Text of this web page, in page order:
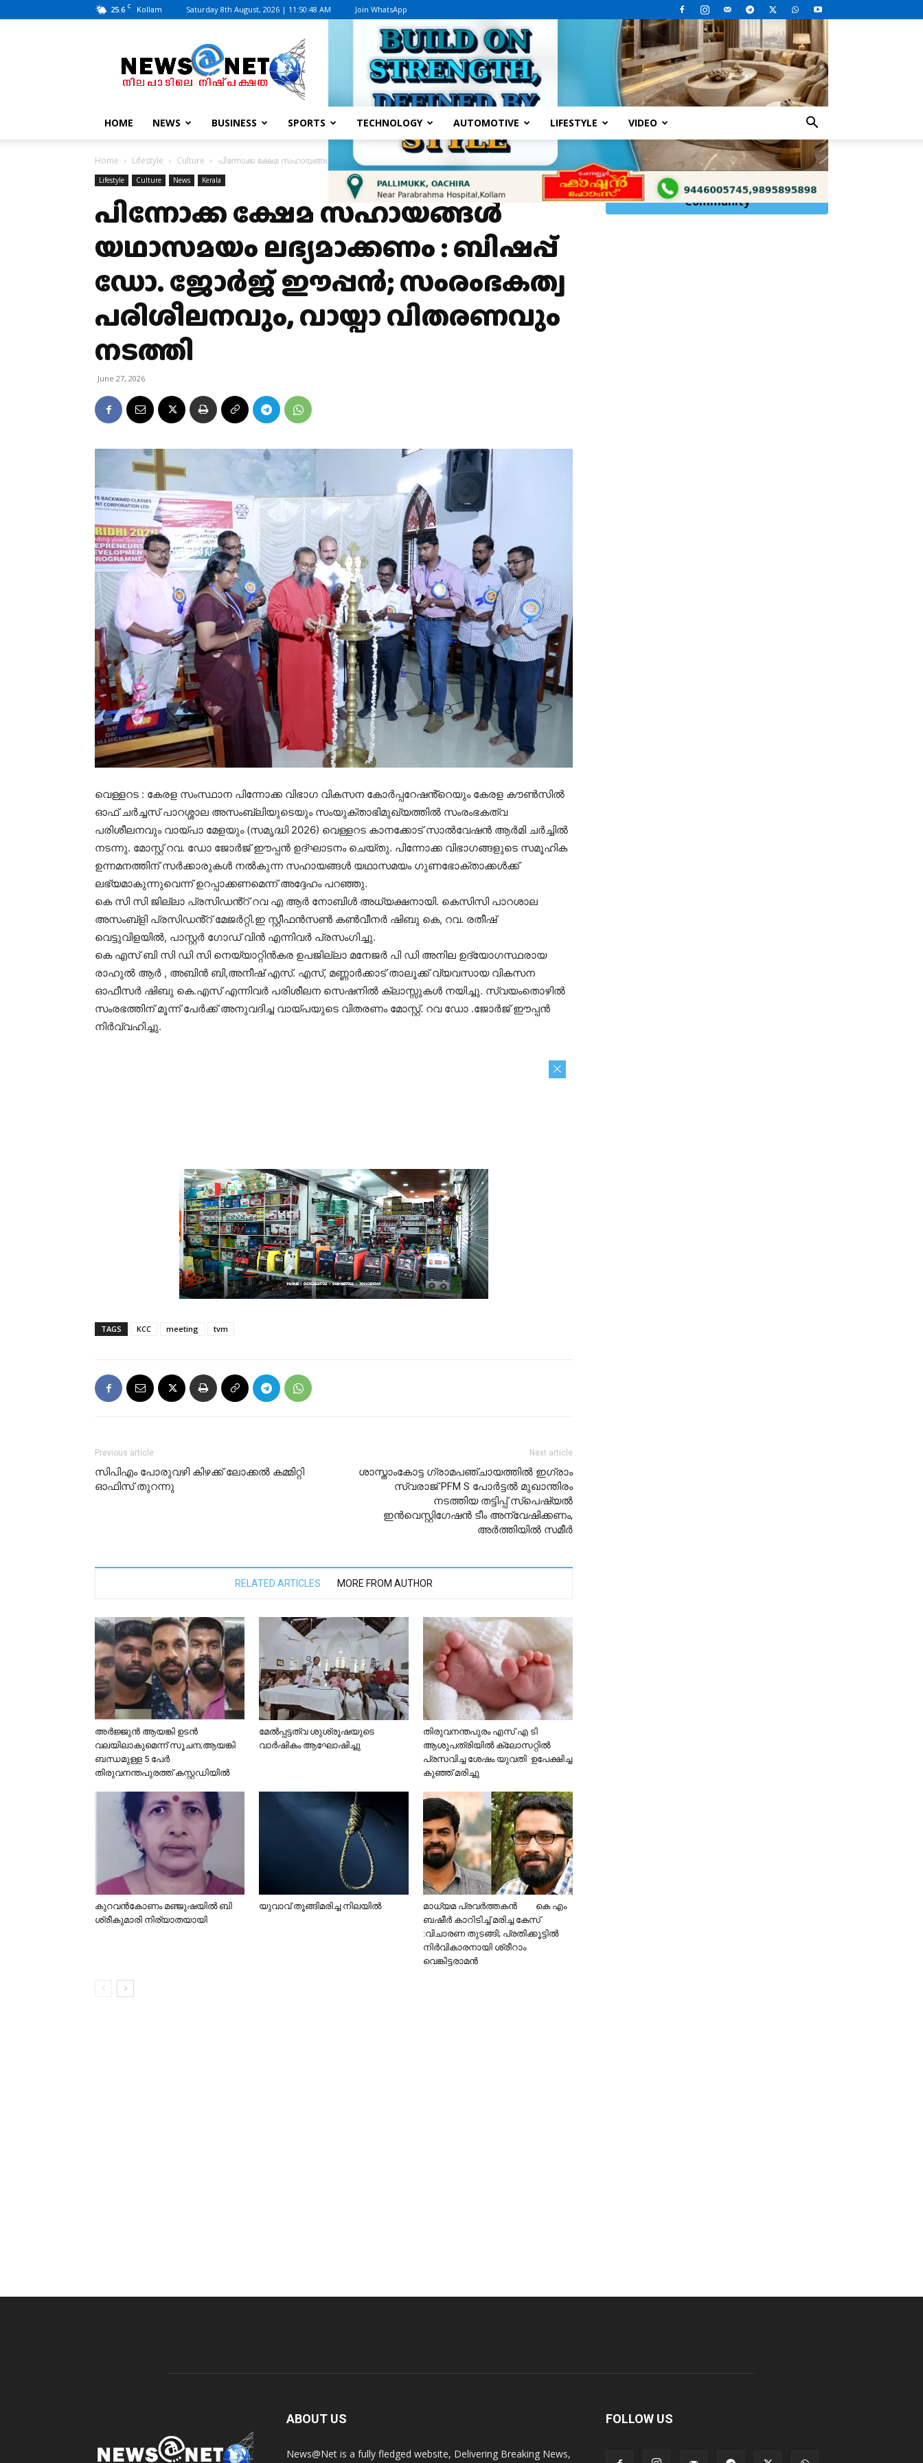
25.6 C Kollam Saturday 8th August, 2026 | 11:50:48 AM Join WhatsApp
News@Net
|
www.newsatnet.com
HOME NEWS BUSINESS SPORTS TECHNOLOGY AUTOMOTIVE LIFESTYLE VIDEO
Home Lifestyle Culture പിന്നോക്ക ക്ഷേമ സഹായങ്ങൾ യഥാസമയം ലഭ്യമാക്കണം : ബിഷപ്പ് ഡോ. ജോർജ് ഈപ്പൻ; സംരംഭകത്വ പരിശീലനവും,...
Lifestyle Culture News Kerala
പിന്നോക്ക ക്ഷേമ സഹായങ്ങൾ
യഥാസമയം ലഭ്യമാക്കണം : ബിഷപ്പ്
ഡോ. ജോർജ് ഈപ്പൻ; സംരംഭകത്വ
പരിശീലനവും, വായ്പാ വിതരണവും
നടത്തി
June 27, 2026
വെള്ളറട : കേരള സംസ്ഥാന പിന്നോക്ക വിഭാഗ വികസന കോർപ്പറേഷൻ്റെയും കേരള കൗൺസിൽ
ഓഫ് ചർച്ചസ് പാറശ്ശാല അസംബ്ലിയുടെയും സംയുക്താഭിമുഖ്യത്തിൽ സംരംഭകത്വ
പരിശീലനവും വായ്പാ മേളയും (സമൃദ്ധി 2026) വെള്ളറട കാനക്കോട് സാൽവേഷൻ ആർമി ചർച്ചിൽ
നടന്നു. മോസ്റ്റ് റവ. ഡോ ജോർജ് ഈപ്പൻ ഉദ്ഘാടനം ചെയ്തു. പിന്നോക്ക വിഭാഗങ്ങളുടെ സമൂഹിക
ഉന്നമനത്തിന് സർക്കാരുകൾ നൽകുന്ന സഹായങ്ങൾ യഥാസമയം ഗുണഭോക്താക്കൾക്ക്
ലഭ്യമാകുന്നുവെന്ന് ഉറപ്പാക്കണമെന്ന് അദ്ദേഹം പറഞ്ഞു.
കെ സി സി ജില്ലാ പ്രസിഡൻ്റ് റവ എ ആർ നോബിൾ അധ്യക്ഷനായി. കെസിസി പാറശാല
അസംബ്ളി പ്രസിഡൻ്റ് മേജർറ്റി.ഇ സ്റ്റീഫൻസൺ കൺവീനർ ഷിബു കെ, റവ. രതീഷ്
വെട്ടുവിളയിൽ, പാസ്റ്റർ ഗോഡ് വിൻ എന്നിവർ പ്രസംഗിച്ചു.
കെ എസ് ബി സി ഡി സി നെയ്യാറ്റിൻകര ഉപജില്ലാ മനേജർ പി ഡി അനില ഉദ്യോഗസ്ഥരായ
രാഹുൽ ആർ , അബിൻ ബി,അനീഷ് എസ്. എസ്, മണ്ണാർക്കാട് താലൂക്ക് വ്യവസായ വികസന
ഓഫീസർ ഷിബു കെ.എസ് എന്നിവർ പരിശീലന സെഷനിൽ ക്ലാസ്സുകൾ നയിച്ചു. സ്വയംതൊഴിൽ
സംരഭത്തിന് മൂന്ന് പേർക്ക് അനുവദിച്ച വായ്പയുടെ വിതരണം മോസ്റ്റ്. റവ ഡോ .ജോർജ് ഈപ്പൻ
നിർവ്വഹിച്ചു.
TAGS KCC meeting tvm
Previous article
സിപിഎം പോരുവഴി കിഴക്ക് ലോക്കൽ കമ്മിറ്റി
ഓഫിസ് തുറന്നു
Next article
ശാസ്താംകോട്ട ഗ്രാമപഞ്ചായത്തിൽ ഇഗ്രാം
സ്വരാജ് PFM S പോർട്ടൽ മുഖാന്തിരം
നടത്തിയ തട്ടിപ്പ് സ്പെഷ്യൽ
ഇൻവെസ്റ്റിഗേഷൻ ടീം അന്വേഷിക്കണം,
അർത്തിയിൽ സമീർ
RELATED ARTICLES MORE FROM AUTHOR
അർജ്ജുൻ ആയങ്കി ഉടൻ
വലയിലാകുമെന്ന് സൂചന;ആയങ്കി
ബന്ധമുള്ള 5 പേർ
തിരുവനന്തപുരത്ത് കസ്റ്റഡിയിൽ
മേൽപ്പട്ടത്വ ശുശ്രൂഷയുടെ
വാർഷികം ആഘോഷിച്ചു
തിരുവനന്തപുരം എസ് എ ടി
ആശുപത്രിയിൽ ക്ലോസറ്റിൽ
പ്രസവിച്ച ശേഷം യുവതി ഉപേക്ഷിച്ച
കുഞ്ഞ് മരിച്ചു
കുറവൻകോണം മഞ്ജുഷയിൽ ബി
ശ്രീകുമാരി നിര്യാതയായി
യുവാവ് തൂങ്ങിമരിച്ച നിലയിൽ
മാധ്യമ പ്രവർത്തകൻ‌ കെ എം
ബഷീർ കാറിടിച്ച് മരിച്ച കേസ്
:വിചാരണ തുടങ്ങി; പ്രതിക്കൂട്ടിൽ
നിർവികാരനായി ശ്രീറാം
വെങ്കിട്ടരാമൻ
Click Here toJoinWhatsApp
Community
ABOUT US
News@Net is a fully fledged website, Delivering Breaking News,
FOLLOW US